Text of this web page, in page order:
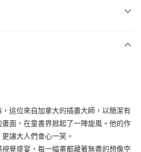
這位來自加拿大的插畫大師，以簡潔有
面，在童書界掀起了一陣旋風。他的作
讓大人們會心一笑。
覺盛宴，每一幅畫都藏著無盡的想像空